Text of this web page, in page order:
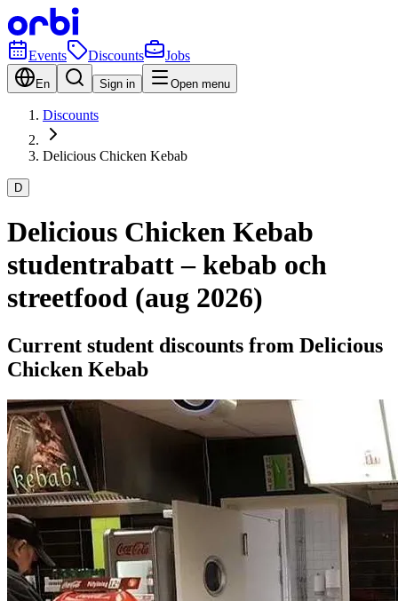
Events Discounts Jobs
En Sign in Open menu
Discounts
Delicious Chicken Kebab
D
Delicious Chicken Kebab
studentrabatt – kebab och
streetfood (aug 2026)
Current student discounts from Delicious
Chicken Kebab